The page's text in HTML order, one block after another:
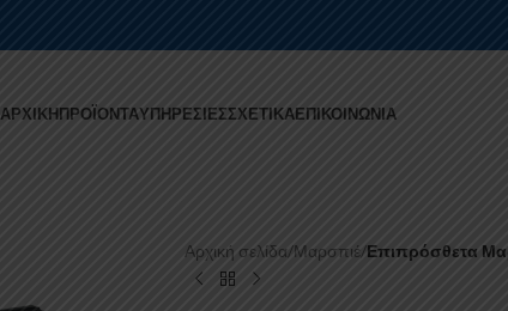
ΑΡΧΙΚΉΠΡΟΪΌΝΤΑΥΠΗΡΕΣΊΕΣΣΧΕΤΙΚΆΕΠΙΚΟΙΝΩΝΊΑ
Αρχική σελίδα/Μαρσπιέ/Επιπρόσθετα